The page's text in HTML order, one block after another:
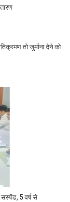
तो जुर्माना देने को
5 वर्ष से